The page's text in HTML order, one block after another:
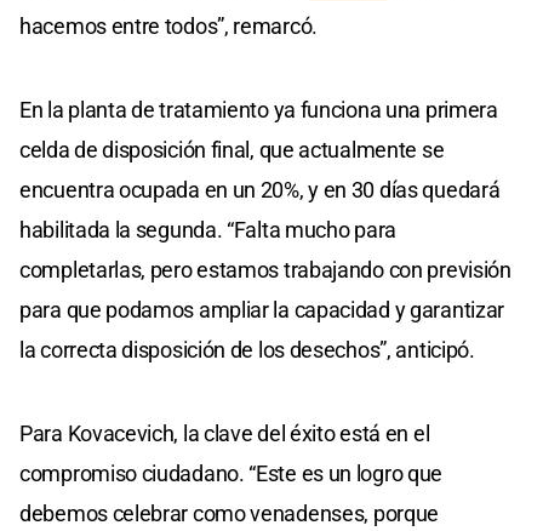
hacemos entre todos”, remarcó.
En la planta de tratamiento ya funciona una primera
celda de disposición final, que actualmente se
encuentra ocupada en un 20%, y en 30 días quedará
habilitada la segunda. “Falta mucho para
completarlas, pero estamos trabajando con previsión
para que podamos ampliar la capacidad y garantizar
la correcta disposición de los desechos”, anticipó.
Para Kovacevich, la clave del éxito está en el
compromiso ciudadano. “Este es un logro que
debemos celebrar como venadenses, porque